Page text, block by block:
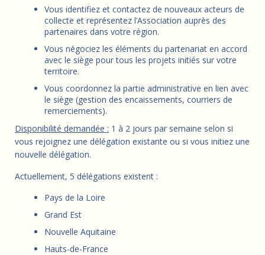
Vous identifiez et contactez de nouveaux acteurs de
collecte et représentez l’Association auprès des
partenaires dans votre région.
Vous négociez les éléments du partenariat en accord
avec le siège pour tous les projets initiés sur votre
territoire.
Vous coordonnez la partie administrative en lien avec
le siège (gestion des encaissements, courriers de
remerciements).
Disponibilité demandée : 1 à 2 jours par semaine selon si
vous rejoignez une délégation existante ou si vous initiez une
nouvelle délégation.
Actuellement, 5 délégations existent :
Pays de la Loire
Grand Est
Nouvelle Aquitaine
Hauts-de-France